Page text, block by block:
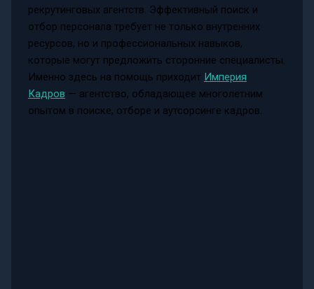
рекрутинговых агентств. Эффективный поиск и
отбор персонала требует не только внутренних
ресурсов, но и профессиональных навыков,
которые могут предложить сторонние специалисты.
Именно здесь на помощь приходит Империя
Кадров — агентство, обладающее многолетним
опытом в поиске, отборе и аутсорсинге кадров.